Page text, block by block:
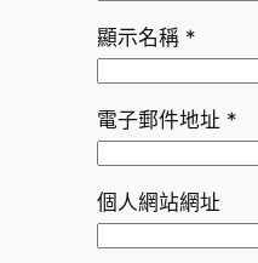
顯示名稱 *
電子郵件地址 *
個人網站網址